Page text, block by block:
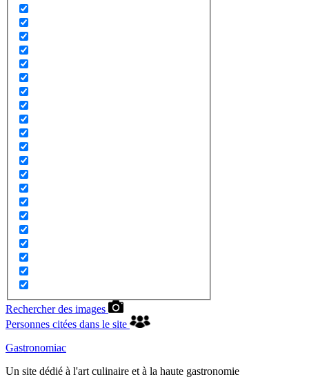
Rechercher des images
Personnes citées dans le site
Gastronomiac
Un site dédié à l'art culinaire et à la haute gastronomie